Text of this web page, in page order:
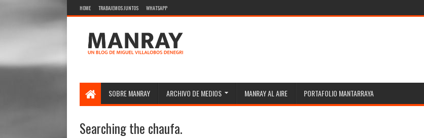
HOME TRABAJEMOS JUNTOS WHATSAPP
SOBRE MANRAY ARCHIVO DE MEDIOS MANRAY AL AIRE PORTAFOLIO MANTARRAYA
Searching the chaufa.